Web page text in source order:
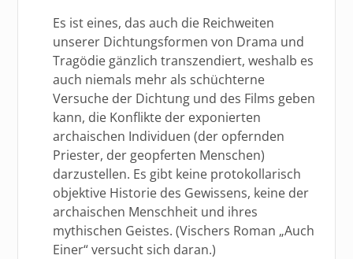
Es ist eines, das auch die Reichweiten
unserer Dichtungsformen von Drama und
Tragödie gänzlich transzendiert, weshalb es
auch niemals mehr als schüchterne
Versuche der Dichtung und des Films geben
kann, die Konflikte der exponierten
archaischen Individuen (der opfernden
Priester, der geopferten Menschen)
darzustellen. Es gibt keine protokollarisch
objektive Historie des Gewissens, keine der
archaischen Menschheit und ihres
mythischen Geistes. (Vischers Roman „Auch
Einer“ versucht sich daran.)